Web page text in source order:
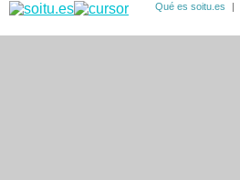
Qué es soitu.es
|